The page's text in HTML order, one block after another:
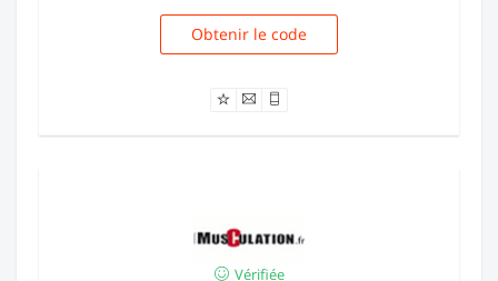
HD10E
Obtenir le code
Vérifiée